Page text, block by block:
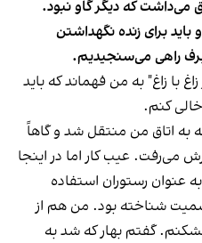
می‌داشت که دیگر گاو نبود.
باید برای زنده نگهداشتن
راهی می‌سنجیدیم.
با زاغ" به من فهماند که باید
خالی کنم.
به اتاق من منتقل شد و گاهاً
می‌رفت. عیب کار اما در اینجا
عنوان رستوران استفاده
شناخته بود. من هم از
گفتم بهار که شد به